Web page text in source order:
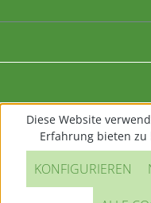
Diese Website
Erfahrung bieten zu
KONFIGURIEREN